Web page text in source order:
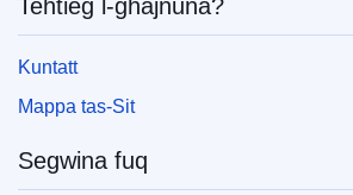
Teħtieġ l-għajnuna?
Kuntatt
Mappa tas-Sit
Segwina fuq